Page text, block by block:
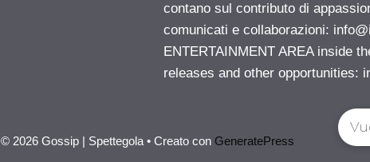
contano sul contributo di
comunicati e collaborazioni:
ENTERTAINMENT AREA inside
releases and other opportunities:
© 2026 Gossip | Spettegola • Creato con GeneratePress